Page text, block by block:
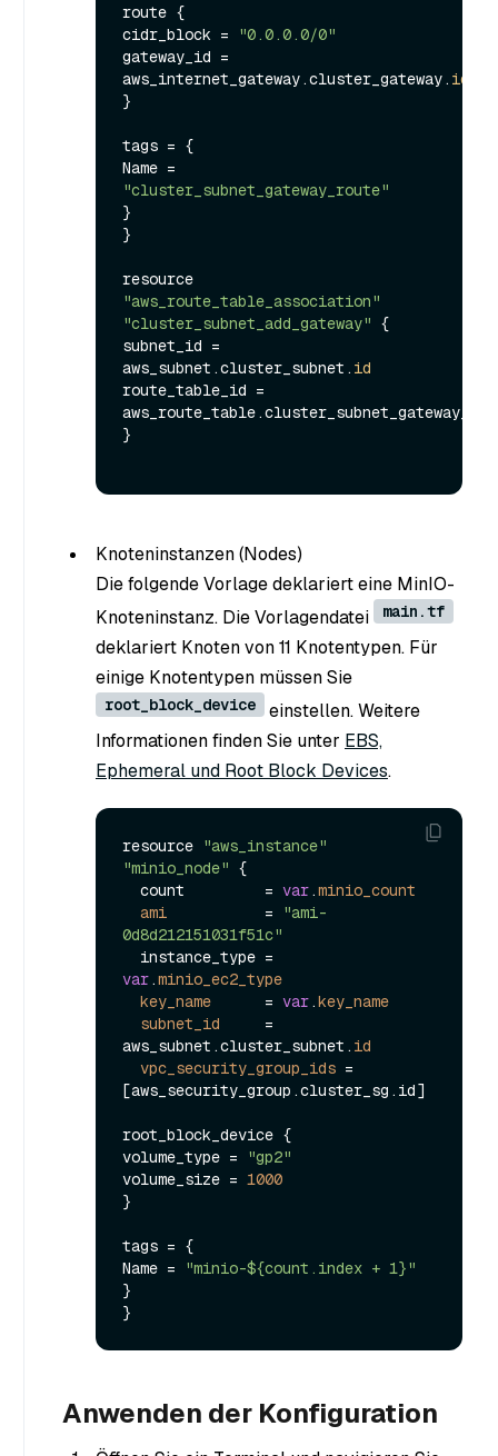
route {
cidr_block =
"0.0.0.0/0"
gateway_id =
aws_internet_gateway.cluster_gateway. id
}
tags = {
"cluster_subnet_gateway_route"
}
}
"aws_route_table_association"
"cluster_subnet_add_gateway" {
subnet_id =
aws_subnet.cluster_subnet. id
route_table_id =
}
Knoteninstanzen (Nodes)
Die folgende Vorlage deklariert eine MinIO-
Knoteninstanz. Die Vorlagendatei
main.tf
deklariert Knoten von 11 Knotentypen. Für
einige Knotentypen müssen Sie
root_block_device
einstellen. Weitere
Informationen finden Sie unter EBS,
Ephemeral und Root Block Devices.
resource "aws_instance"
"minio_node" {
  count         =
var.minio_count
ami
=
"ami-
0d8d212151031f51c"
var.minio_ec2_type
key_name
= var.key_name
subnet_id
=
aws_subnet.cluster_subnet. id
vpc_security_group_ids =
[aws_security_group.cluster_sg.id]
root_block_device {
volume_type =
"gp2"
volume_size = 1000
}
tags = {
Name =
"minio-${count.index + 1}"
}
Anwenden der Konfiguration